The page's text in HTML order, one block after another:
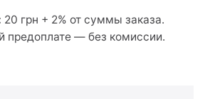
20 грн + 2% от суммы заказа.
предоплате — без комиссии.